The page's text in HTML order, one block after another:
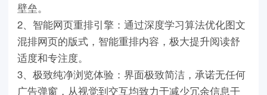
壁垒。
2、智能网页重排引擎：通过深度学习算法优化图文
混排网页的版式，智能重排内容，极大提升阅读舒
适度和专注度。
3、极致纯净浏览体验：界面极致简洁，承诺无任何
广告弹窗，从视觉到交互均致力于减少冗余信息干